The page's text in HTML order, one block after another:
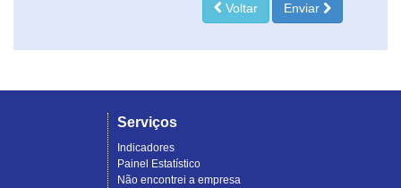
Voltar Enviar
Serviços
Indicadores
Painel Estatístico
Não encontrei a empresa